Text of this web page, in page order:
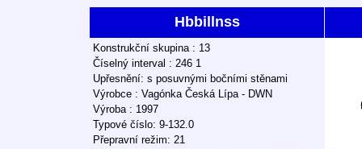
Hbbillnss
Konstrukční skupina : 13
Číselný interval : 246 1
Upřesnění: s posuvnými bočními stěnami
Výrobce : Vagónka Česká Lípa - DWN
Výroba : 1997
Typové číslo: 9-132.0
Přepravní režim: 21